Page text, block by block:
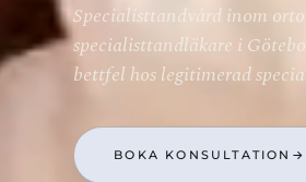
Specialisttandvård inom
specialisttandläkare i
bettfel hos legitimerad
BOKA KONSULTATION →